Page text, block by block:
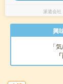
派遣会社
興
「